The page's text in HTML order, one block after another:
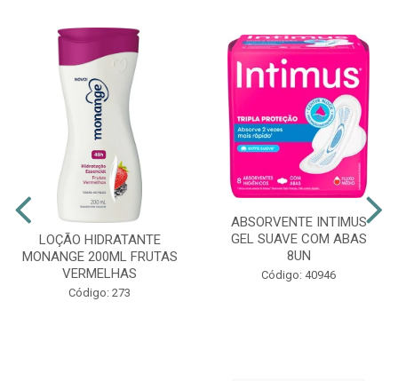
LOÇÃO HIDRATANTE
MONANGE 200ML FRUTAS
VERMELHAS
Código: 273
ABSORVENTE INTIMUS
GEL SUAVE COM ABAS
8UN
Código: 40946